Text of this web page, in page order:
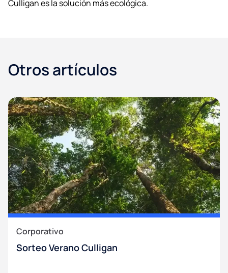
Culligan es la solución más ecológica.
Otros artículos
Corporativo
Sorteo Verano Culligan